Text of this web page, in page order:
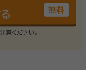
無料
意ください。